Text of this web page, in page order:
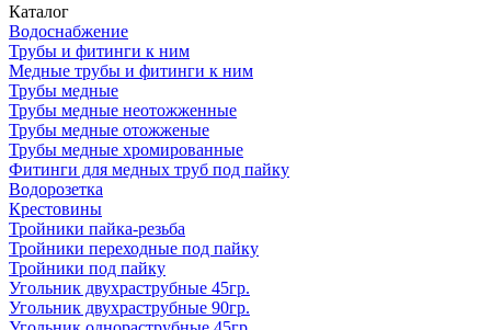
Каталог
Водоснабжение
Трубы и фитинги к ним
Медные трубы и фитинги к ним
Трубы медные
Трубы медные неотожженные
Трубы медные отожженые
Трубы медные хромированные
Фитинги для медных труб под пайку
Водорозетка
Крестовины
Тройники пайка-резьба
Тройники переходные под пайку
Тройники под пайку
Угольник двухраструбные 45гр.
Угольник двухраструбные 90гр.